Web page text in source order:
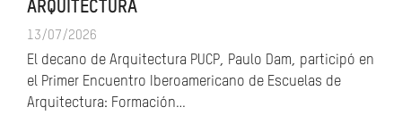
ARQUITECTURA
13/07/2026
El decano de Arquitectura PUCP, Paulo Dam, participó en
el Primer Encuentro Iberoamericano de Escuelas de
Arquitectura: Formación…